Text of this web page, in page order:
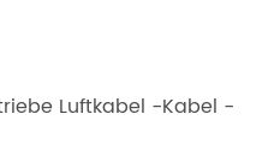
Luftkabel -Kabel -